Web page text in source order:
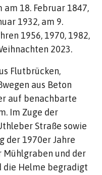
18. Februar 1847,
1932, am 9.
1956, 1970, 1982,
2023.
Flutbrücken,
aus Beton
auf benachbarte
Im Zuge der
Straße sowie
der 1970er Jahre
Mühlgraben und der
die Helme begradigt